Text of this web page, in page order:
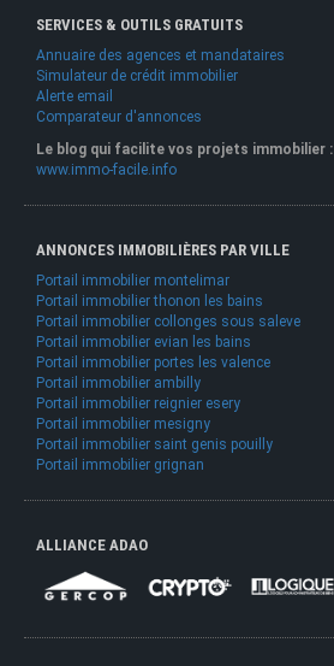
SERVICES & OUTILS GRATUITS
Annuaire des agences et mandataires
Simulateur de crédit immobilier
Alerte email
Comparateur d'annonces
Le blog qui facilite vos projets immobilier :
www.immo-facile.info
ANNONCES IMMOBILIÈRES PAR VILLE
Portail immobilier montelimar
Portail immobilier thonon les bains
Portail immobilier collonges sous saleve
Portail immobilier evian les bains
Portail immobilier portes les valence
Portail immobilier ambilly
Portail immobilier reignier esery
Portail immobilier mesigny
Portail immobilier saint genis pouilly
Portail immobilier grignan
ALLIANCE ADAO